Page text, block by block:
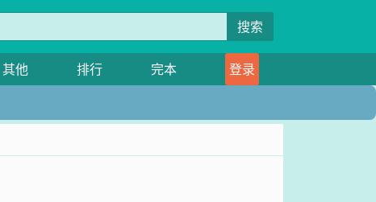
搜索
其他 排行 完本
登录